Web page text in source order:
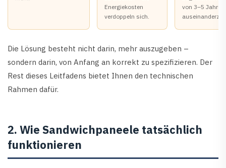
Energiekosten
verdoppeln sich.
von 3–5 Jahren
Die Lösung besteht nicht darin, mehr auszugeben –
sondern darin, von Anfang an korrekt zu spezifizieren. Der
Rest dieses Leitfadens bietet Ihnen den technischen
Rahmen dafür.
2. Wie Sandwichpaneele tatsächlich
funktionieren